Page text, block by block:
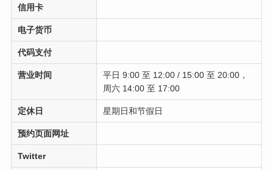
信用卡
电子货币
代码支付
营业时间
平日 9:00 至 12:00 / 15:00 至 20:00，
周六 14:00 至 17:00
定休日 星期日和节假日
预约页面网址
Twitter